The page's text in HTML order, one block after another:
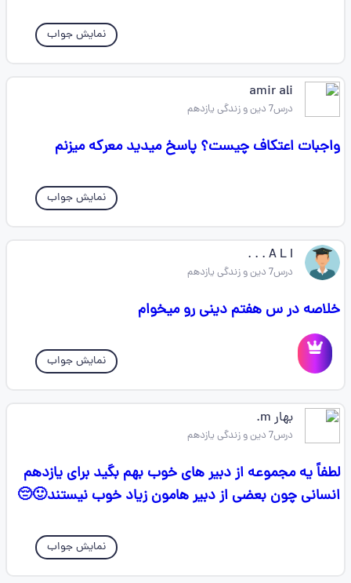
نمایش جواب
amir ali
درس7 دین و زندگی یازدهم
واجبات اعتکاف چیست؟ پاسخ میدید معرکه میزنم
نمایش جواب
A L I . . .
درس7 دین و زندگی یازدهم
خلاصه در س هفتم دینی رو میخوام
نمایش جواب
بهار m.
درس7 دین و زندگی یازدهم
لطفاً یه مجموعه از دبیر های خوب بهم بگید برای یازدهم
انسانی چون بعضی از دبیر هامون زیاد خوب نیستند🙂😔
نمایش جواب